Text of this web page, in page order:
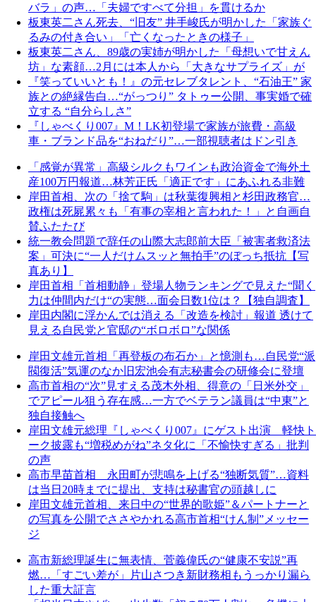
バラ」の声…「夫婦ですべて分担」を貫けるか
板東英二さん死去、“旧友” 井手峻氏が明かした「家族ぐ
るみの付き合い」「亡くなったときの様子」
板東英二さん、89歳の実姉が明かした「母想いで甘えん
坊」な素顔…2月には本人から「大きなサプライズ」が
『笑っていいとも！』の元セレブタレント、“石油王” 家
族との絶縁告白…“がっつり” タトゥー公開、事実婚で確
立する “自分らしさ”
『しゃべくり007』M！LK初登場で家族が旅費・高級
車・ブランド品を“おねだり”…一部視聴者はドン引き
「感覚が異常」高級シルクもワインも政治資金で海外土
産100万円報道…林芳正氏「適正です」にあふれる非難
岸田首相、次の「捨て駒」は秋葉復興相と杉田政務官…
政権は死屍累々も「有事の宰相と言われた！」と自画自
賛ふたたび
統一教会問題で辞任の山際大志郎前大臣「被害者救済法
案」可決に“一人だけムスッと無拍手”のぼっち抵抗【写
真あり】
岸田首相「首相動静」登場人物ランキングで見えた“聞く
力は仲間内だけ“の実態…面会日数1位は？【独自調査】
岸田内閣に浮かんでは消える「改造を検討」報道 透けて
見える自民党と官邸の“ボロボロ”な関係
岸田文雄元首相「再登板の布石か」と憶測も…自民党“派
閥復活”気運のなか旧宏池会有志秘書会の研修会に登壇
高市首相の“次”見すえる茂木外相、得意の「日米外交」
でアピール狙う存在感…一方でベテラン議員は“中東”と
独自接触へ
岸田文雄元総理『しゃべくり007』にゲスト出演 軽快ト
ーク披露も“増税めがね”ネタ化に「不愉快すぎる」批判
の声
高市早苗首相 永田町が悲鳴を上げる“独断気質”…資料
は当日20時までに提出、支持は秘書官の頭越しに
岸田文雄元首相、来日中の“世界的歌姫”＆パートナーと
の写真を公開でささやかれる高市首相“けん制”メッセー
ジ
高市新総理誕生に無表情、菅義偉氏の“健康不安説”再
燃…「すごい差が」片山さつき新財務相もうっかり漏ら
した重大証言